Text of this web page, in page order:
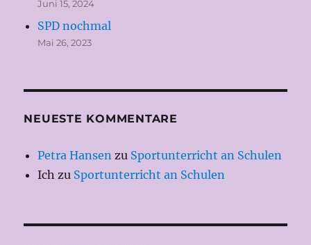
Juni 15, 2024
SPD nochmal
Mai 26, 2023
NEUESTE KOMMENTARE
Petra Hansen zu Sportunterricht an Schulen
Ich zu Sportunterricht an Schulen